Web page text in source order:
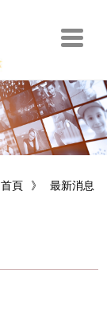
最新消息
》
首頁